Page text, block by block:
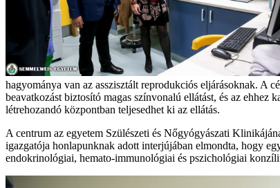
hagyománya van az asszisztált reprodukciós eljárásoknak. A
beavatkozást biztosító magas színvonalú ellátást, és az ehhez
létrehozandó központban teljesedhet ki az ellátás.
A centrum az egyetem Szülészeti és Nőgyógyászati
igazgatója honlapunknak adott interjújában elmondta, hogy
endokrinológiai, hemato-immunológiai és pszichológiai